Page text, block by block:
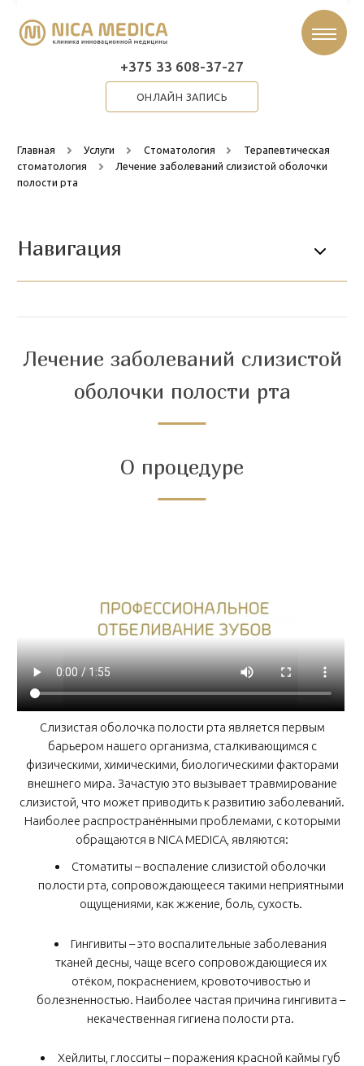
+375 33 608-37-27
ОНЛАЙН ЗАПИСЬ
Главная Услуги Стоматология
Терапевтическая
стоматология
Лечение заболеваний слизистой оболочки
полости рта
Навигация
Лечение заболеваний слизистой
оболочки полости рта
О процедуре
Слизистая оболочка полости рта является первым
барьером нашего организма, сталкивающимся с
физическими, химическими, биологическими факторами
внешнего мира. Зачастую это вызывает травмирование
слизистой, что может приводить к развитию заболеваний.
Наиболее распространёнными проблемами, с которыми
обращаются в NICA MEDICA, являются:
Стоматиты – воспаление слизистой оболочки
полости рта, сопровождающееся такими неприятными
ощущениями, как жжение, боль, сухость.
Гингивиты – это воспалительные заболевания
тканей десны, чаще всего сопровождающиеся их
отёком, покраснением, кровоточивостью и
болезненностью. Наиболее частая причина гингивита –
некачественная гигиена полости рта.
Хейлиты, глосситы – поражения красной каймы губ